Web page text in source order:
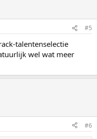
#5
talentenselectie
wel wat meer
#6